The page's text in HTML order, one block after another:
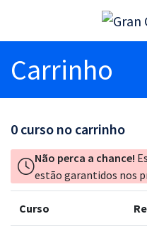
Carrinho
0 curso no carrinho
Não perca a chance!
estão garantidos nos
Curso